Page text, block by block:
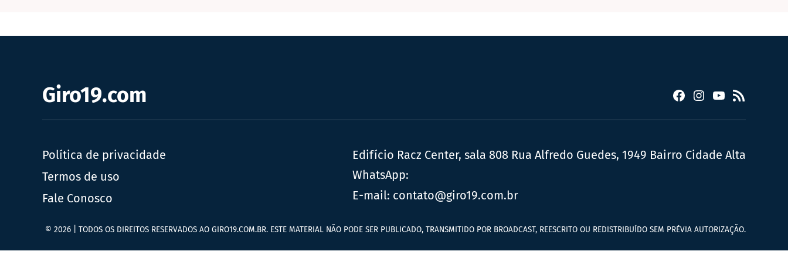
Giro19.com Facebook
Instagram
YouTube
RSS
Política de privacidade
Termos de uso
Fale Conosco
Edifício Racz Center, sala 808 Rua Alfredo Guedes, 1949 Bairro Cidade Alta
WhatsApp:
E-mail: contato@giro19.com.br
© 2026 | TODOS OS DIREITOS RESERVADOS AO GIRO19.COM.BR. ESTE MATERIAL NÃO PODE SER PUBLICADO, TRANSMITIDO POR BROADCAST, REESCRITO OU REDISTRIBUÍDO SEM PRÉVIA AUTORIZAÇÃO.